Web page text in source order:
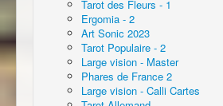
Tarot des Fleurs - 1
Ergomia - 2
Art Sonic 2023
Tarot Populaire - 2
Large vision - Master
Phares de France 2
Large vision - Calli Cartes